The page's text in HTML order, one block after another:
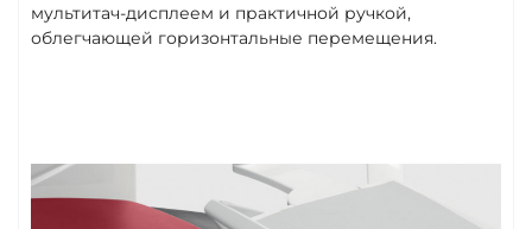
мультитач-дисплеем и практичной ручкой,
облегчающей горизонтальные перемещения.